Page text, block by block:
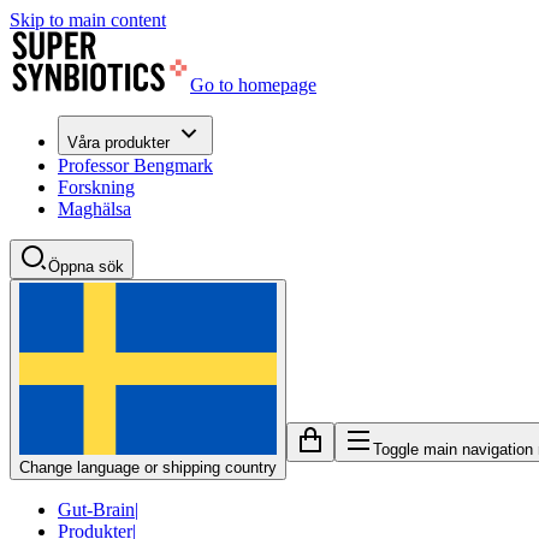
Skip to main content
Go to homepage
Våra produkter
Professor Bengmark
Forskning
Maghälsa
Öppna sök
Change language or shipping country
Toggle main navigation
Gut-Brain|
Produkter|